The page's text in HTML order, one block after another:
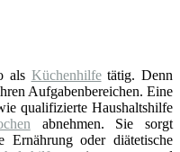
als Küchenhilfetätig. Denn
Aufgabenbereichen. Eine
qualifizierte Haushaltshilfe
abnehmen. Sie sorgt
Ernährung oder diätetische